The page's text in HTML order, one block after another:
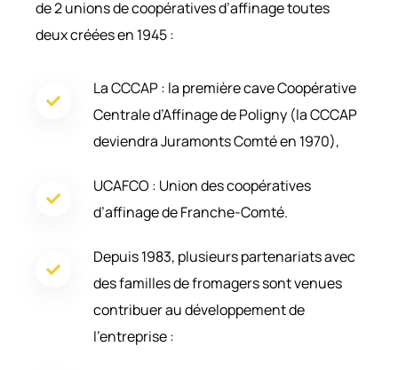
de 2 unions de coopératives d’affinage toutes
deux créées en 1945 :
La CCCAP : la première cave Coopérative
Centrale d’Affinage de Poligny (la CCCAP
deviendra Juramonts Comté en 1970),
UCAFCO : Union des coopératives
d’affinage de Franche-Comté.
Depuis 1983, plusieurs partenariats avec
des familles de fromagers sont venues
contribuer au développement de
l’entreprise :